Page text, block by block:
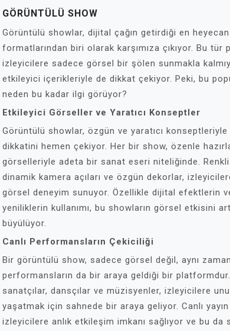
GÖRÜNTÜLÜ SHOW
Görüntülü showlar, dijital çağın getirdiği en
formatlarından biri olarak karşımıza çıkıyor. Bu tür
izleyicilere sadece görsel bir şölen sunmakla
etkileyici içerikleriyle de dikkat çekiyor. Peki, bu
neden bu kadar ilgi görüyor?
Etkileyici Görseller ve Yaratıcı Konseptler
Görüntülü showlar, özgün ve yaratıcı
dikkatini hemen çekiyor. Her bir show, özenle
görselleriyle adeta bir sanat eseri niteliğinde.
dinamik kamera açıları ve özgün dekorlar,
görsel deneyim sunuyor. Özellikle dijital efektlerin
yeniliklerin kullanımı, bu showların görsel etkisini
büyülüyor.
Canlı Performansların Çekiciliği
Bir görüntülü show, sadece görsel değil, aynı
performansların da bir araya geldiği bir
sanatçılar, dansçılar ve müzisyenler, izleyicilere
yaşatmak için sahnede bir araya geliyor. Canlı
izleyicilere anlık etkileşim imkanı sağlıyor ve bu da